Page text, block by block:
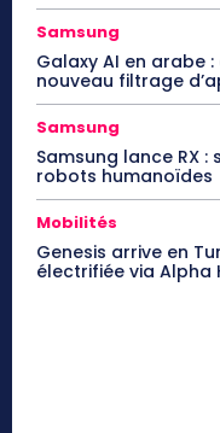
Samsung
Galaxy AI en arabe
nouveau filtrage
Samsung
Samsung lance RX
robots humanoïdes
Mobilités
Genesis arrive en
électrifiée via Alpha